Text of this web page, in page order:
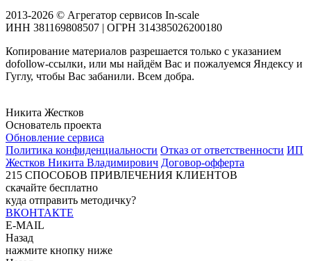
2013-2026 © Агрегатор сервисов In-scale
ИНН 381169808507 | ОГРН 314385026200180
Копирование материалов разрешается только с указанием
dofollow-ссылки, или мы найдём Вас и пожалуемся Яндексу и
Гуглу, чтобы Вас забанили. Всем добра.
Никита Жестков
Основатель проекта
Обновление сервиса
Политика конфиденциальности Отказ от ответственности ИП
Жестков Никита Владимирович Договор-офферта
215 СПОСОБОВ ПРИВЛЕЧЕНИЯ КЛИЕНТОВ
скачайте бесплатно
куда отправить методичку?
ВКОНТАКТЕ
E-MAIL
Назад
нажмите кнопку ниже